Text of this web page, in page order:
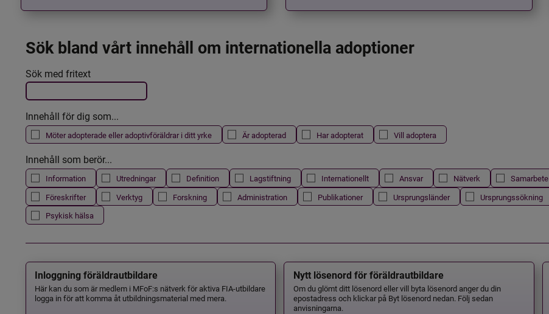
Sök bland vårt innehåll om internationella adoptioner
Filtrera resultatet
Det här formuläret postas automatiskt
Sök med fritext
Innehåll för dig som...
Möter adopterade eller adoptivföräldrar i ditt yrke Är adopterad Har adopterat Vill adoptera
Innehåll som berör...
Information Utredningar Definition Lagstiftning Internationellt Ansvar Nätverk Samarbete
Föreskrifter
Verktyg Forskning Administration Publikationer Ursprungsländer Ursprungssökning
Psykisk hälsa
Inloggning föräldrautbildare
Här kan du som är medlem i MFoF:s nätverk för aktiva FIA-utbildare
logga in för att komma åt utbildningsmaterial med mera.
Nytt lösenord för föräldrautbildare
Om du glömt ditt lösenord eller vill byta lösenord anger du din
epostadress och klickar på Byt lösenord nedan. Följ sedan
anvisningarna.